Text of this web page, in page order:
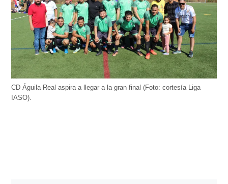
CD Águila Real aspira a llegar a la gran final (Foto: cortesía Liga
IASO).